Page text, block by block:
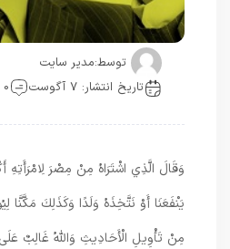
توسط:مدیر سایت
تاریخ انتشار: 7 آگوست
0 دیدگاه
وَقَالَ الَّذِي اشْتَرَاهُ مِنْ مِصْرَ
يَنْفَعَنَا أَوْ نَتَّخِذَهُ وَلَدًا وَكَذَلِكَ مَكَّنَّا
مِنْ تَأْوِيلِ الْأَحَادِيثِ وَاللَّهُ غَالِبٌ